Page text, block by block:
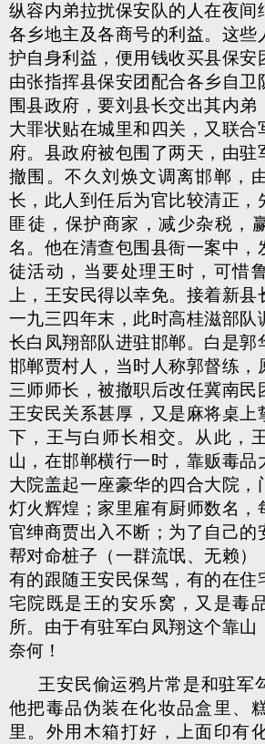
纵容内弟拉扰保安队的人在夜间
各乡地主及各商号的利益。这些
护自身利益，便用钱收买县保安
由张指挥县保安团配合各乡自卫
围县政府，要刘县长交出其内弟
大罪状贴在城里和四关，又联合
府。县政府被包围了两天，由驻
撤围。不久刘焕文调离邯郸，
长，此人到任后为官比较清正，
匪徒，保护商家，减少杂税，
名。他在清查包围县衙一案中，
徒活动，当要处理王时，可惜
上，王安民得以幸免。接着新县
一九三四年末，此时高桂滋部队
长白凤翔部队进驻邯郸。白是郭
邯郸贾村人，当时人称郭督练，
三师师长，被撤职后改任冀南民
王安民关系甚厚，又是麻将桌上
下，王与白师长相交。从此，
山，在邯郸横行一时，靠贩毒品
大院盖起一座豪华的四合大院，
灯火辉煌；家里雇有厨师数名，
官绅商贾出入不断；为了自己的
帮对命桩子（一群流氓、无赖）
有的跟随王安民保驾，有的在住
宅院既是王的安乐窝，又是毒
所。由于有驻军白凤翔这个靠山
奈何！
王安民偷运鸦片常是和驻军
他把毒品伪装在化妆品盒里、
里。外用木箱打好，上面印有